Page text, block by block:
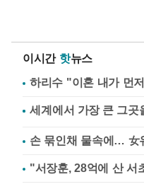
이시간 핫뉴스
하리수 "이혼 내가 먼
손 묶인채 물속에… 女
"서장훈, 28억에 산 서